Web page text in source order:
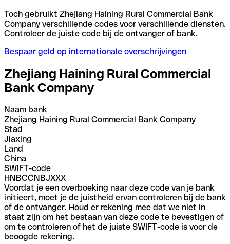
Toch gebruikt Zhejiang Haining Rural Commercial Bank
Company verschillende codes voor verschillende diensten.
Controleer de juiste code bij de ontvanger of bank.
Bespaar geld op internationale overschrijvingen
Zhejiang Haining Rural Commercial
Bank Company
Naam bank
Zhejiang Haining Rural Commercial Bank Company
Stad
Jiaxing
Land
China
SWIFT-code
HNBCCNBJXXX
Voordat je een overboeking naar deze code van je bank
initieert, moet je de juistheid ervan controleren bij de bank
of de ontvanger. Houd er rekening mee dat we niet in
staat zijn om het bestaan van deze code te bevestigen of
om te controleren of het de juiste SWIFT-code is voor de
beoogde rekening.